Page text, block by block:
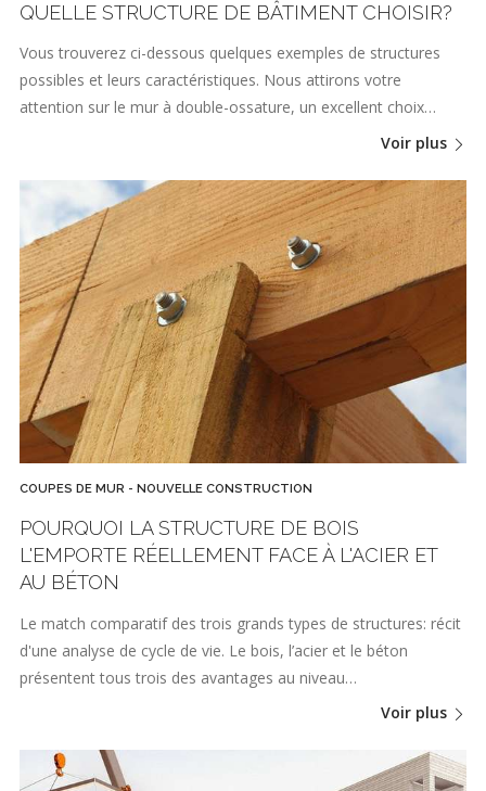
QUELLE STRUCTURE DE BÂTIMENT CHOISIR?
Vous trouverez ci-dessous quelques exemples de structures
possibles et leurs caractéristiques. Nous attirons votre
attention sur le mur à double-ossature, un excellent choix…
Voir plus
COUPES DE MUR - NOUVELLE CONSTRUCTION
POURQUOI LA STRUCTURE DE BOIS
L'EMPORTE RÉELLEMENT FACE À L'ACIER ET
AU BÉTON
Le match comparatif des trois grands types de structures: récit
d'une analyse de cycle de vie. Le bois, l’acier et le béton
présentent tous trois des avantages au niveau…
Voir plus